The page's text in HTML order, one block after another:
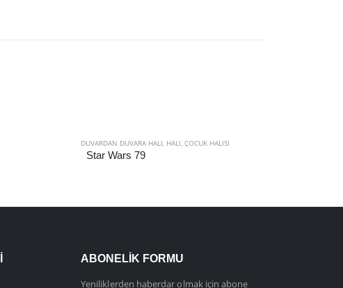
DUVARDAN DUVARA HALI, HALI, ÇOCUK HALISI
Star Wars 79
ABONELIK FORMU
Yeniliklerden haberdar olmak için abone